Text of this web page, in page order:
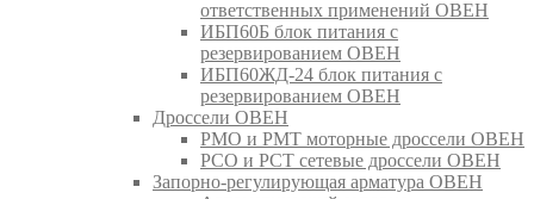
ответственных применений ОВЕН
ИБП60Б блок питания с
резервированием ОВЕН
ИБП60ЖД-24 блок питания с
резервированием ОВЕН
Дроссели ОВЕН
РМО и РМТ моторные дроссели ОВЕН
РСО и РСТ сетевые дроссели ОВЕН
Запорно-регулирующая арматура ОВЕН